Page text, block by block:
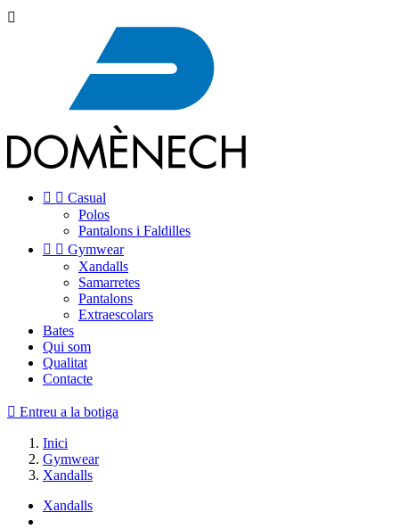

  Casual
Polos
Pantalons i Faldilles
  Gymwear
Xandalls
Samarretes
Pantalons
Extraescolars
Bates
Qui som
Qualitat
Contacte
 Entreu a la botiga
Inici
Gymwear
Xandalls
Xandalls